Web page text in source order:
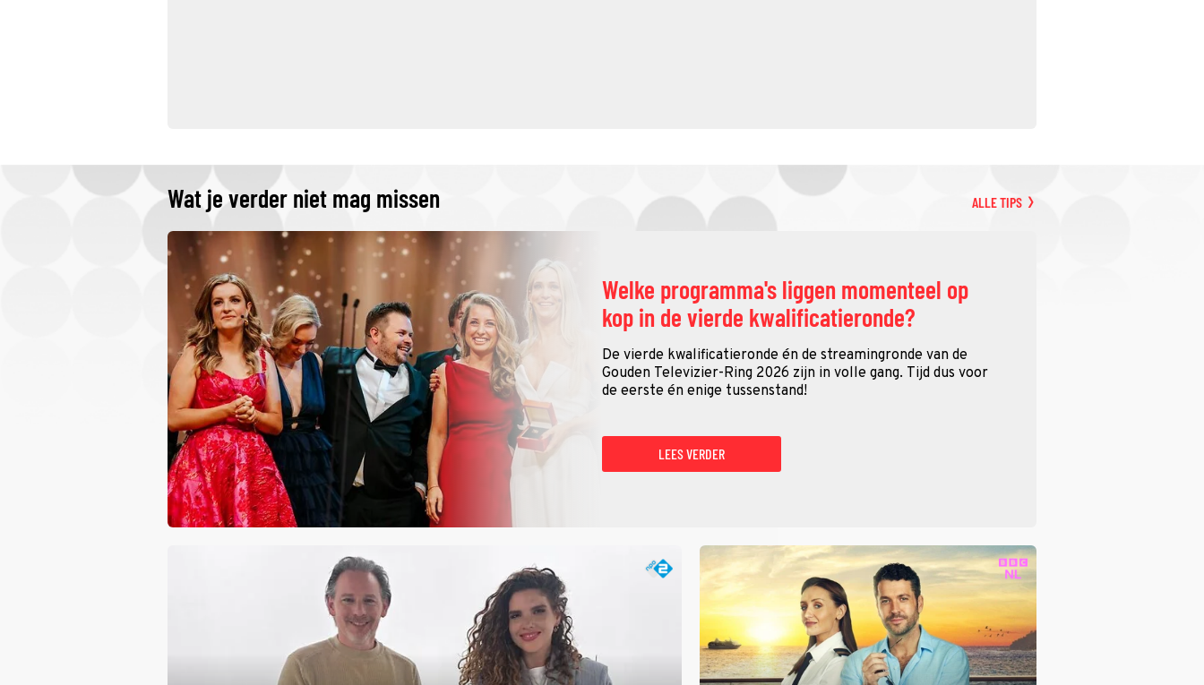
Wat je verder niet mag missen ALLE TIPS
Welke programma's liggen momenteel op
kop in de vierde kwalificatieronde?
De vierde kwalificatieronde én de streamingronde van de
Gouden Televizier-Ring 2026 zijn in volle gang. Tijd dus voor
de eerste én enige tussenstand!
LEES VERDER